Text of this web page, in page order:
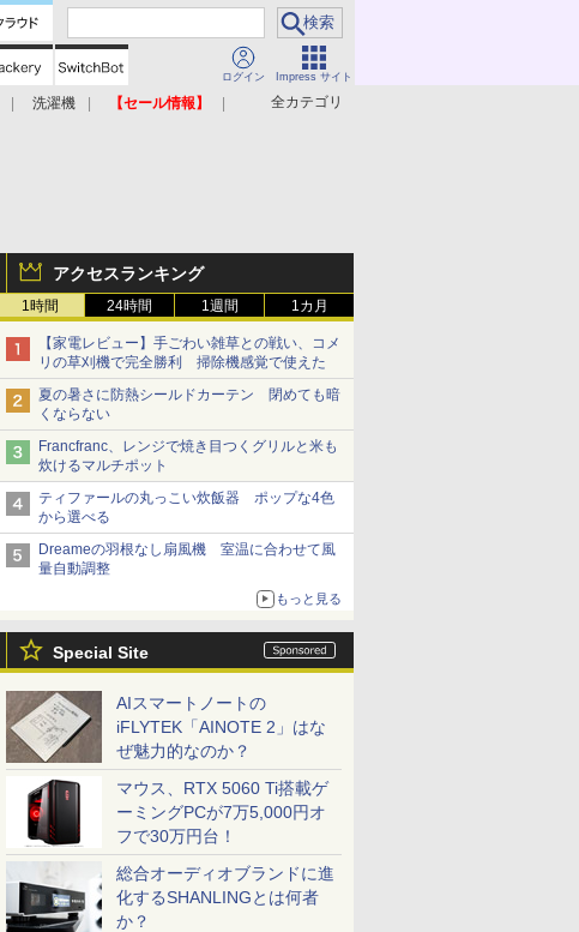
ログイン Impress サイト
全カテゴリ
洗濯機
【セール情報】
アクセスランキング
1時間 24時間 1週間 1カ月
【家電レビュー】手ごわい雑草との戦い、コメ
リの草刈機で完全勝利 掃除機感覚で使えた
夏の暑さに防熱シールドカーテン 閉めても暗
くならない
Francfranc、レンジで焼き目つくグリルと米も
炊けるマルチポット
ティファールの丸っこい炊飯器 ポップな4色
から選べる
Dreameの羽根なし扇風機 室温に合わせて風
量自動調整
もっと見る
Special Site
AIスマートノートの
iFLYTEK「AINOTE 2」はな
ぜ魅力的なのか？
マウス、RTX 5060 Ti搭載ゲ
ーミングPCが7万5,000円オ
フで30万円台！
総合オーディオブランドに進
化するSHANLINGとは何者
か？